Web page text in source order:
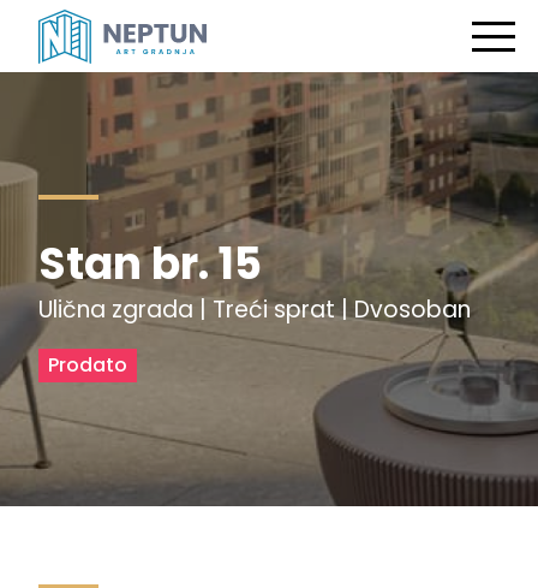
Stan br. 15
Ulična zgrada | Treći sprat | Dvosoban
Prodato